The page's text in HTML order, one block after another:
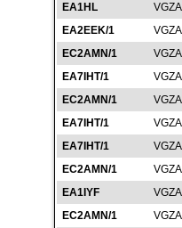
EA1HL
EA2EEK/1
EC2AMN/1
EA7IHT/1
EC2AMN/1
EA7IHT/1
EA7IHT/1
EC2AMN/1
EA1IYF
EC2AMN/1